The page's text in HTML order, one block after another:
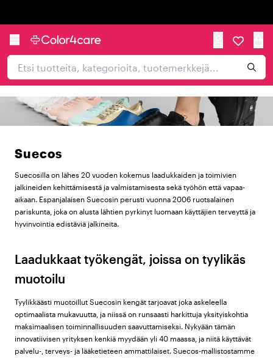
Suecos
Suecosilla on lähes 20 vuoden kokemus laadukkaiden ja toimivien
jalkineiden kehittämisestä ja valmistamisesta sekä työhön että vapaa-
aikaan. Espanjalaisen Suecosin perusti vuonna 2006 ruotsalainen
pariskunta, joka on alusta lähtien pyrkinyt luomaan käyttäjien terveyttä ja
hyvinvointia edistäviä jalkineita.
Laadukkaat työkengät, joissa on tyylikäs
muotoilu
Tyylikkäästi muotoillut Suecosin kengät tarjoavat joka askeleella
optimaalista mukavuutta, ja niissä on runsaasti harkittuja yksityiskohtia
maksimaalisen toiminnallisuuden saavuttamiseksi. Nykyään tämän
innovatiivisen yrityksen kenkiä myydään yli 40 maassa, ja niitä käyttävät
palvelu-, terveys- ja lääketieteen ammattilaiset. Suecos-mallistostamme